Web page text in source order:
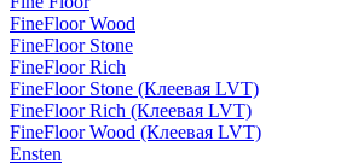
FineFloor Wood
FineFloor Stone
FineFloor Rich
FineFloor Stone (Клеевая LVT)
FineFloor Rich (Клеевая LVT)
FineFloor Wood (Клеевая LVT)
Ensten